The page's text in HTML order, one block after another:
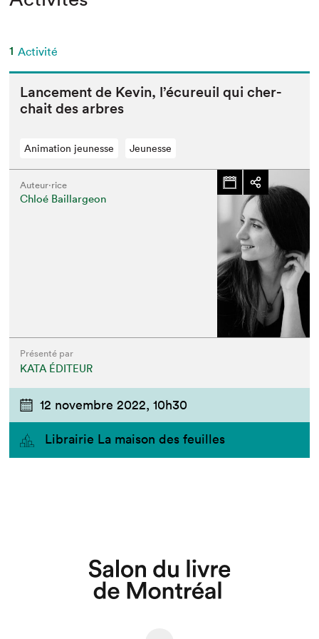
1 Activité
Lance­ment de Kevin, l’écureuil qui cher­
chait des arbres
Animation jeunesse Jeunesse
Auteur·rice
Chloé Baillargeon
Présenté par
KATA ÉDITEUR
12 novembre 2022, 10h30
Librairie La maison des feuilles